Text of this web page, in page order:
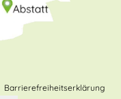
Barrierefreiheitserklärung